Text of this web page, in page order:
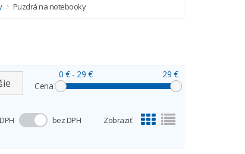
Puzdrá na notebooky
Cena
0 €- 29 € 29 €
bez DPH Zobraziť